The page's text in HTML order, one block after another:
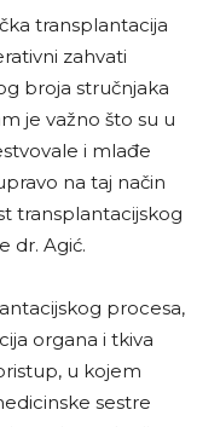
transplantacija
zahvati
broja stručnjaka
je važno što su u
i mlađe
na taj način
transplantacijskog
dr. Agić.
procesa,
organa i tkiva
u kojem
sestre